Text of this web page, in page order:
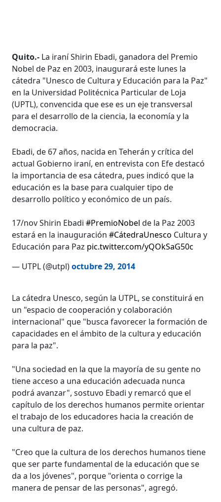
Quito.- La iraní Shirin Ebadi, ganadora del Premio
Nobel de Paz en 2003, inaugurará este lunes la
cátedra "Unesco de Cultura y Educación para la Paz"
en la Universidad Politécnica Particular de Loja
(UPTL), convencida que ese es un eje transversal
para el desarrollo de la ciencia, la economía y la
democracia.
Ebadi, de 67 años, nacida en Teherán y crítica del
actual Gobierno iraní, en entrevista con Efe destacó
la importancia de esa cátedra, pues indicó que la
educación es la base para cualquier tipo de
desarrollo político y económico de un país.
17/nov Shirin Ebadi#PremioNobel de la Paz 2003
estará en la inauguración#CátedraUnesco Cultura y
Educación para Paz pic.twitter.com/yQOkSaG50c
— UTPL (@utpl)octubre 29, 2014
La cátedra Unesco, según la UTPL, se constituirá en
un "espacio de cooperación y colaboración
internacional" que "busca favorecer la formación de
capacidades en el ámbito de la cultura y educación
para la paz".
"Una sociedad en la que la mayoría de su gente no
tiene acceso a una educación adecuada nunca
podrá avanzar", sostuvo Ebadi y remarcó que el
capítulo de los derechos humanos permite orientar
el trabajo de los educadores hacia la creación de
una cultura de paz.
"Creo que la cultura de los derechos humanos tiene
que ser parte fundamental de la educación que se
da a los jóvenes", porque "orienta o corrige la
manera de pensar de las personas", agregó.